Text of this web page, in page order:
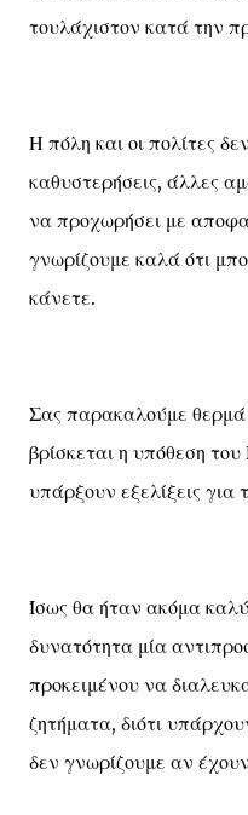
τουλάχιστον κατά την
Η πόλη και οι πολίτες
καθυστερήσεις, άλλες
να προχωρήσει με
γνωρίζουμε καλά ότι
κάνετε.
Σας παρακαλούμε
βρίσκεται η υπόθεση
υπάρξουν εξελίξεις για
Ίσως θα ήταν ακόμα
δυνατότητα μία
προκειμένου να
ζητήματα, διότι
δεν γνωρίζουμε αν